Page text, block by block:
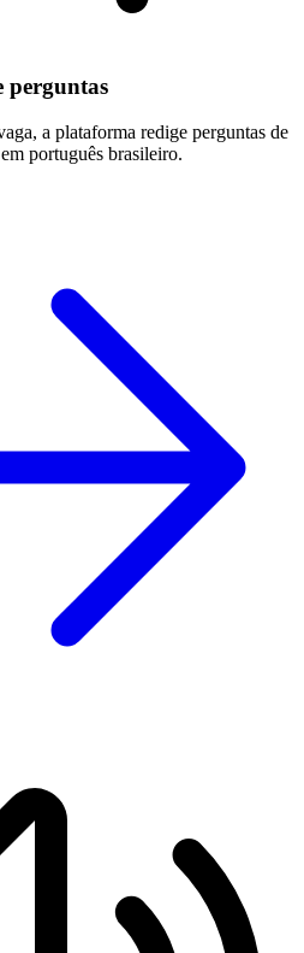
perguntas
a plataforma redige perguntas de
português brasileiro.